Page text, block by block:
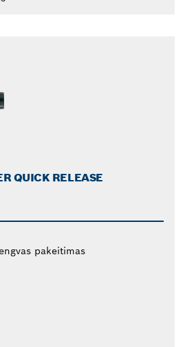
QUICK RELEASE
pakeitimas